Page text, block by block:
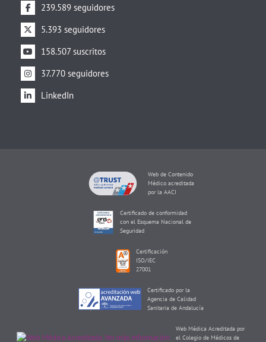
239.589 seguidores
5.393 seguidores
158.507 suscritos
37.770 seguidores
LinkedIn
Web de Contenido
Médico acreditada
por la AACI
Certificado de conformidad
con el Esquema Nacional de
Seguridad
Certificación
ISO/IEC
27001
Certificado por la
Agencia de Calidad
Sanitaria de Andalucía
Web Médica Acreditada por
el Colegio de Médicos de